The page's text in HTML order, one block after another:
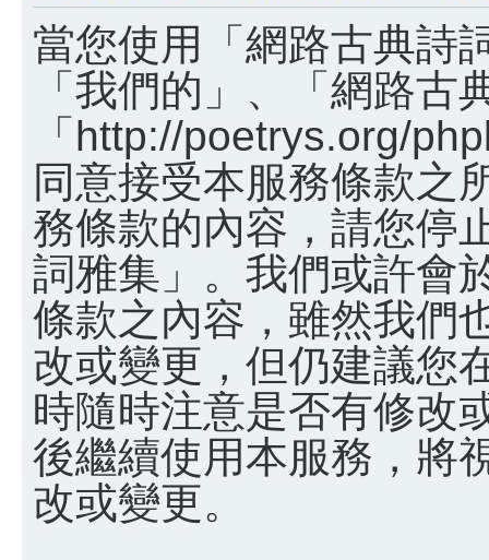
當您使用「網路古典詩
「我們的」、「網路古
「http://poetrys.org/
同意接受本服務條款之
務條款的內容，請您停
詞雅集」。我們或許會
條款之內容，雖然我們
改或變更，但仍建議您
時隨時注意是否有修改
後繼續使用本服務，將
改或變更。